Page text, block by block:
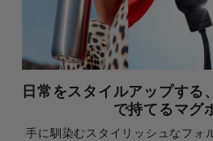
日常をスタイルアップする
で持てるマグ
手に馴染むスタイリッシュなフォ